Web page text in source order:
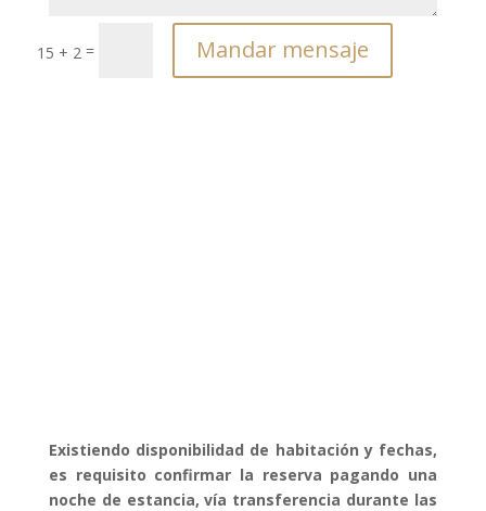
15 + 2 = Mandar mensaje
Existiendo disponibilidad de habitación y fechas,
es requisito confirmar la reserva pagando una
noche de estancia, vía transferencia durante las